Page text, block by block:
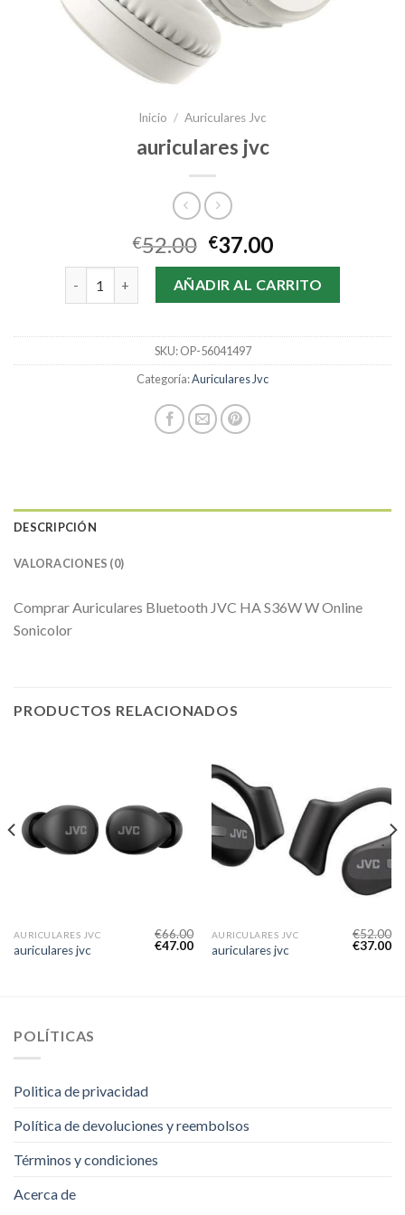
Inicio / Auriculares Jvc
auriculares jvc
€52.00 €37.00
auriculares jvc cantidadAÑADIR AL CARRITO
SKU:OP-56041497
Categoría:Auriculares Jvc
DESCRIPCIÓN
VALORACIONES (0)
Comprar Auriculares Bluetooth JVC HA S36W W Online
Sonicolor
PRODUCTOS RELACIONADOS
AURICULARES JVC
auriculares jvc
€66.00
€47.00
AURICULARES JVC
auriculares jvc
€52.00
€37.00
POLÍTICAS
Politica de privacidad
Política de devoluciones y reembolsos
Términos y condiciones
Acerca de